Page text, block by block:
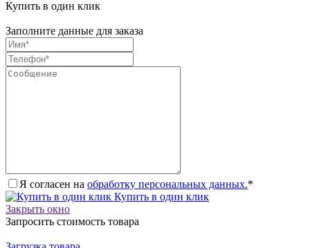
Купить в один клик
Заполните данные для заказа
Я согласен на обработку персональных данных.*
Купить в один клик
Закрыть окно
Запросить стоимость товара